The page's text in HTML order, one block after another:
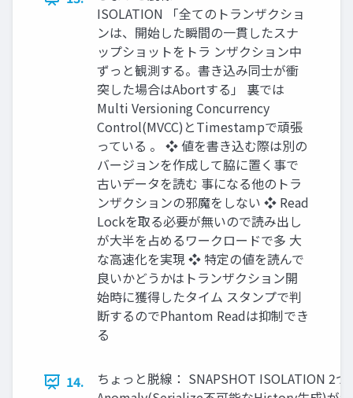
ISOLATION 「全てのトランザクショ
ンは、開始した瞬間の一貫したスナ
ップショットをトラ ンザクション中
ずっと観測する。書き込み同士が衝
突した場合はAbortする」 裏では
Multi Versioning Concurrency
Control(MVCC)とTimestampで頑張
っている 。 ❖ 値を書き込む際は別の
バージョンを作成して脇に置く事で
古いデータを読む 事になる他のトラ
ンザクションの邪魔をしない ❖ Read
Lockを取る必要が無いので読み出し
が大半を占めるワークロードで多 大
な高速化を実現 ❖ 特定の値を読んで
良いかどうかはトランザクション開
始時に獲得したタイム スタンプで判
断するのでPhantom Readは抑制でき
る
14.
ちょっと脱線： SNAPSHOT ISOLATION 2つ